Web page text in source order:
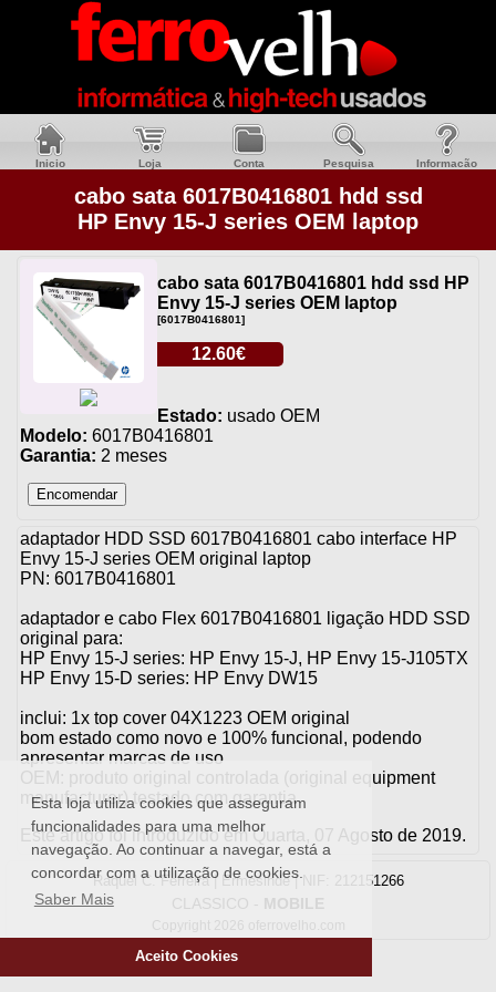
Esta loja utiliza cookies que asseguram
funcionalidades para uma melhor
navegação. Ao continuar a navegar, está a
concordar com a utilização de cookies.
Saber Mais
Aceito Cookies
Inicio Loja Conta Pesquisa Informacão
cabo sata 6017B0416801 hdd ssd
HP Envy 15-J series OEM laptop
cabo sata 6017B0416801 hdd ssd HP
Envy 15-J series OEM laptop
[6017B0416801]
12.60€
Estado: usado OEM
Modelo: 6017B0416801
Garantia: 2 meses
adaptador HDD SSD 6017B0416801 cabo interface HP
Envy 15-J series OEM original laptop
PN: 6017B0416801
adaptador e cabo Flex 6017B0416801 ligação HDD SSD
original para:
HP Envy 15-J series: HP Envy 15-J, HP Envy 15-J105TX
HP Envy 15-D series: HP Envy DW15
inclui: 1x top cover 04X1223 OEM original
bom estado como novo e 100% funcional, podendo
apresentar marcas de uso
OEM: produto original controlada (original equipment
manufacturer) testado com garantia
Este artigo foi introduzido em Quarta, 07 Agosto de 2019.
Raquel C. Ferreira | Ermesinde | NIF: 212151266
CLASSICO - MOBILE
Copyright 2026 oferrovelho.com